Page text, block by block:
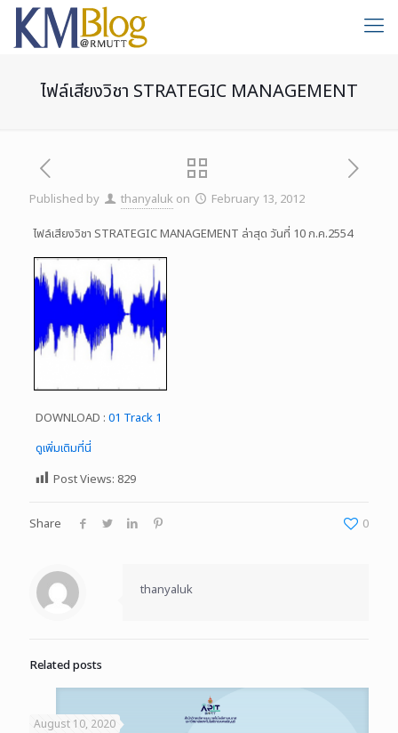
ไฟล์เสียงวิชา STRATEGIC MANAGEMENT
Published by thanyaluk on
February 13, 2012
ไฟล์เสียงวิชา STRATEGIC MANAGEMENT ล่าสุด วันที่ 10 ก.ค.2554
DOWNLOAD : 01 Track 1
ดูเพิ่มเติมที่นี่
Post Views: 829
Share 0
thanyaluk
Related posts
August 10, 2020